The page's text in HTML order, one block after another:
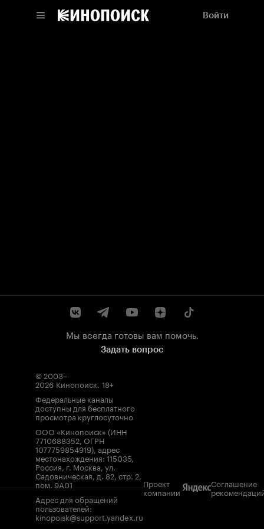
Войти
Мы всегда готовы вам помочь.
Задать вопрос
© 2003–
2026 Кинопоиск. 18+
Федеральные каналы
доступны для бесплатного
просмотра круглосуточно
ООО «Кинопоиск» (ИНН
7710688352, ОГРН
1077759854919), адрес
местонахождения: 115035,
Россия, г. Москва, ул.
Садовническая, д. 82, стр. 2,
пом. 9А01
Адрес для обращений
пользователей:
kinopoisk@support.yandex.ru
Проект
компании
Соглашение